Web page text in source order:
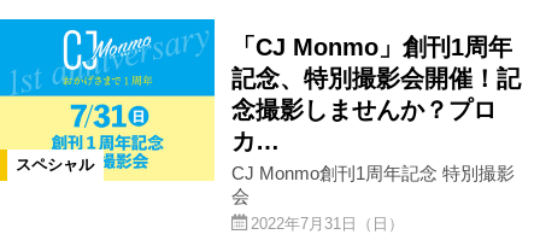
田村市 小野町
北塩原村 会津若松市 桑折町
山形県 栃木県 新潟県
スペシャル
「CJ Monmo」創刊1周年
記念、特別撮影会開催！記
念撮影しませんか？プロ
カ…
CJ Monmo創刊1周年記念 特別撮影
会
2022年7月31日（日）